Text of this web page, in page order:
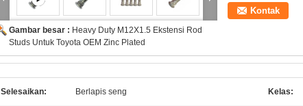
Gambar besar : Heavy Duty M12X1.5 Ekstensi Rod
Studs Untuk Toyota OEM Zinc Plated
Kontak
Selesaikan: Berlapis seng Kelas: